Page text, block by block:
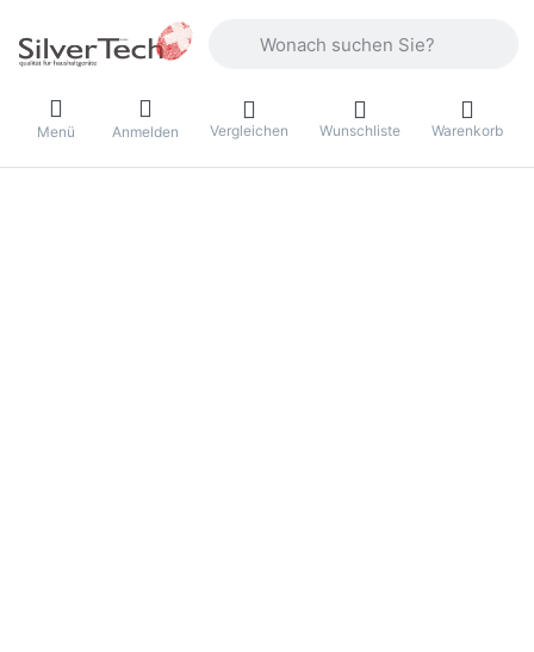
Menü Anmelden Vergleichen Wunschliste Warenkorb